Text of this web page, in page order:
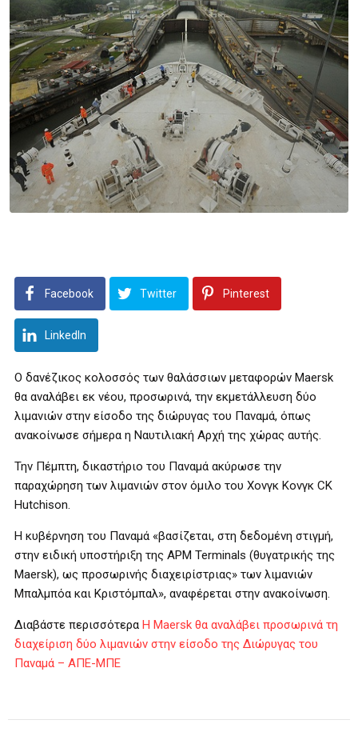
Facebook Twitter Pinterest
LinkedIn
Ο δανέζικος κολοσσός των θαλάσσιων μεταφορών Maersk
θα αναλάβει εκ νέου, προσωρινά, την εκμετάλλευση δύο
λιμανιών στην είσοδο της διώρυγας του Παναμά, όπως
ανακοίνωσε σήμερα η Ναυτιλιακή Αρχή της χώρας αυτής.
Την Πέμπτη, δικαστήριο του Παναμά ακύρωσε την
παραχώρηση των λιμανιών στον όμιλο του Χονγκ Κονγκ CK
Hutchison.
Η κυβέρνηση του Παναμά «βασίζεται, στη δεδομένη στιγμή,
στην ειδική υποστήριξη της APM Terminals (θυγατρικής της
Maersk), ως προσωρινής διαχειρίστριας» των λιμανιών
Μπαλμπόα και Κριστόμπαλ», αναφέρεται στην ανακοίνωση.
Διαβάστε περισσότερα Η Maersk θα αναλάβει προσωρινά τη
διαχείριση δύο λιμανιών στην είσοδο της Διώρυγας του
Παναμά – ΑΠΕ-ΜΠΕ